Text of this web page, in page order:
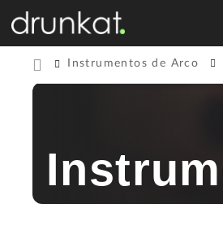
Instrumentos de Arco